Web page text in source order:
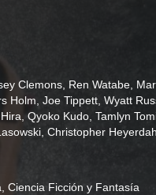
Clemons Ren Watabe
Holm Joe Tippett Wyatt
,Qyoko Kudo Tamlyn
Christopher
Ciencia Ficción y Fantasía